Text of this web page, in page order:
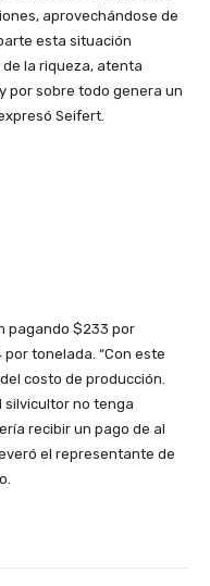
aprovechándose de
esta situación
la riqueza, atenta
por sobre todo genera un
Seifert.
pagando $233 por
tonelada. “Con este
costo de producción.
silvicultor no tenga
recibir un pago de al
el representante de